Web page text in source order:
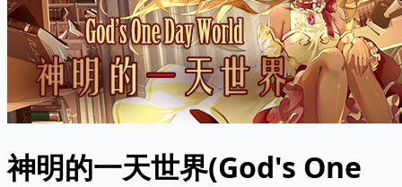
神明的一天世界(God's One